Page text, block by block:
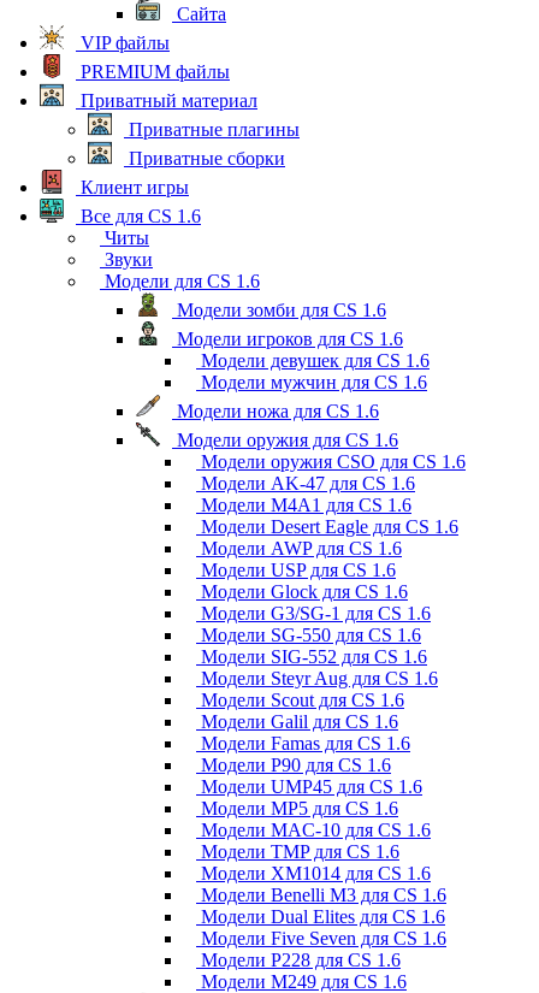
Сайта
VIP файлы
PREMIUM файлы
Приватный материал
Приватные плагины
Приватные сборки
Клиент игры
Все для CS 1.6
Читы
Звуки
Модели для CS 1.6
Модели зомби для CS 1.6
Модели игроков для CS 1.6
Модели девушек для CS 1.6
Модели мужчин для CS 1.6
Модели ножа для CS 1.6
Модели оружия для CS 1.6
Модели оружия CSO для CS 1.6
Модели AK-47 для CS 1.6
Модели M4A1 для CS 1.6
Модели Desert Eagle для CS 1.6
Модели AWP для CS 1.6
Модели USP для CS 1.6
Модели Glock для CS 1.6
Модели G3/SG-1 для CS 1.6
Модели SG-550 для CS 1.6
Модели SIG-552 для CS 1.6
Модели Steyr Aug для CS 1.6
Модели Scout для CS 1.6
Модели Galil для CS 1.6
Модели Famas для CS 1.6
Модели P90 для CS 1.6
Модели UMP45 для CS 1.6
Модели MP5 для CS 1.6
Модели MAC-10 для CS 1.6
Модели TMP для CS 1.6
Модели XM1014 для CS 1.6
Модели Benelli M3 для CS 1.6
Модели Dual Elites для CS 1.6
Модели Five Seven для CS 1.6
Модели P228 для CS 1.6
Модели M249 для CS 1.6